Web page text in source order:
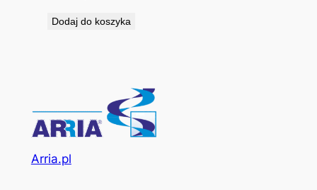
Dodaj do koszyka
Arria.pl